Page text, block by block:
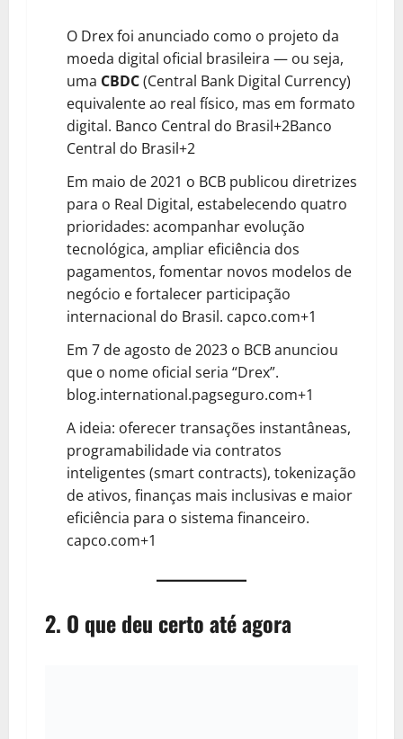
O Drex foi anunciado como o projeto da
moeda digital oficial brasileira — ou seja,
uma CBDC(Central Bank Digital Currency)
equivalente ao real físico, mas em formato
digital. Banco Central do Brasil+2Banco
Central do Brasil+2
Em maio de 2021 o BCB publicou diretrizes
para o Real Digital, estabelecendo quatro
prioridades: acompanhar evolução
tecnológica, ampliar eficiência dos
pagamentos, fomentar novos modelos de
negócio e fortalecer participação
internacional do Brasil. capco.com+1
Em 7 de agosto de 2023 o BCB anunciou
que o nome oficial seria “Drex”.
blog.international.pagseguro.com+1
A ideia: oferecer transações instantâneas,
programabilidade via contratos
inteligentes (smart contracts), tokenização
de ativos, finanças mais inclusivas e maior
eficiência para o sistema financeiro.
capco.com+1
2. O que deu certo até agora